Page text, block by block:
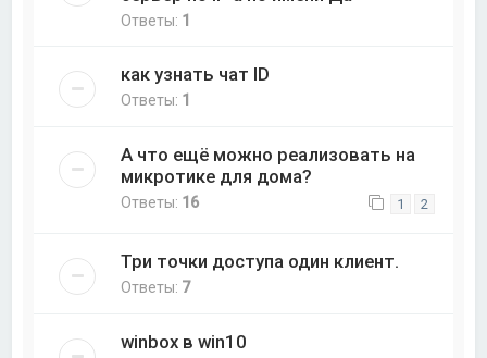
Ответы: 1
как узнать чат ID
Ответы: 1
А что ещё можно реализовать на
микротике для дома?
Ответы: 16 1 2
Три точки доступа один клиент.
Ответы: 7
winbox в win10